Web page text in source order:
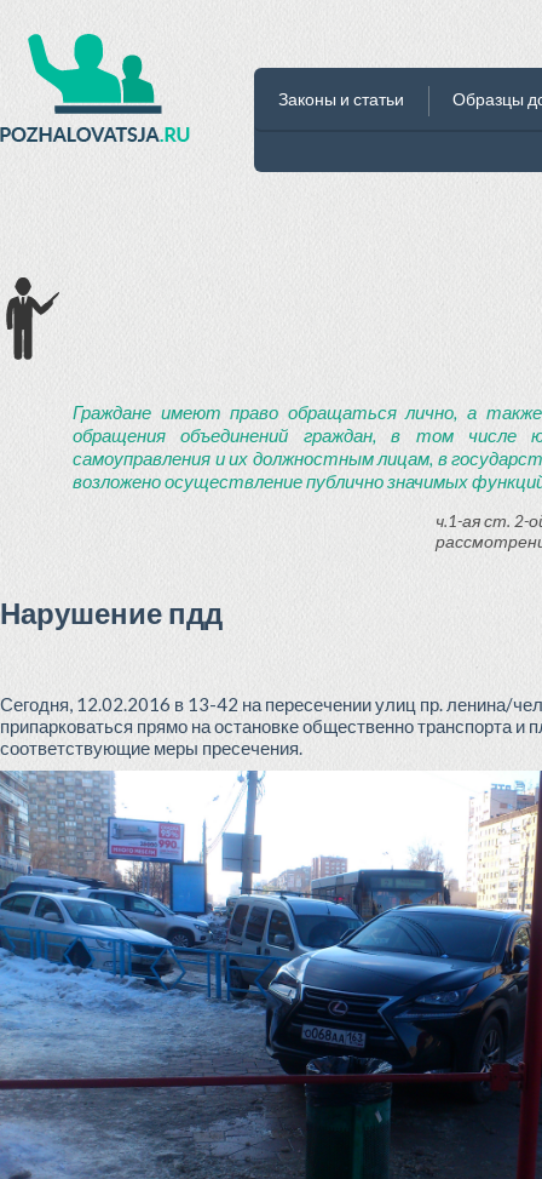
Законы и статьи Образцы
Граждане имеют право обращаться лично, а
обращения объединений граждан, в том числе
самоуправления и их должностным лицам, в
возложено осуществление публично значимых
ч.1-ая ст. 2-
Нарушение пдд
Сегодня, 12.02.2016 в 13-42 на пересечении улиц пр. ленина/
припарковаться прямо на остановке общественно транспорта
соответствующие меры пресечения.